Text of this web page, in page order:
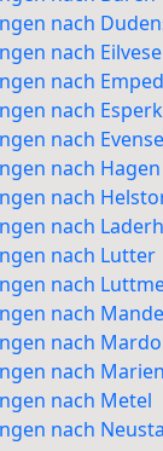
nach
nach Eilvese
nach
nach
nach
nach Hagen
nach
nach
nach Lutter
nach
nach
nach
nach
nach Metel
nach